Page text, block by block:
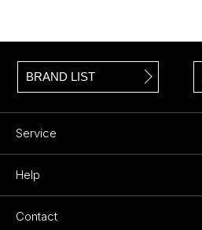
BRAND LIST
Service
Help
Contact